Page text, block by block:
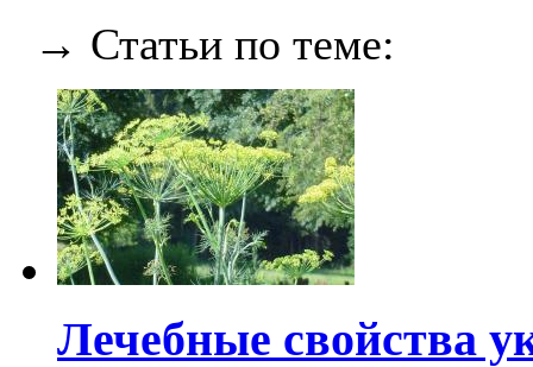
→ Статьи по теме:
Лечебные свойства